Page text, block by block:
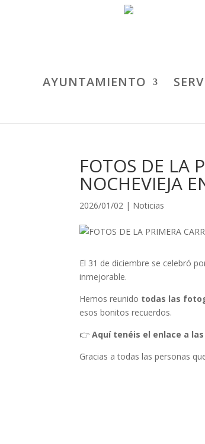
AYUNTAMIENTO
FOTOS DE LA
NOCHEVIEJA
2026/01/02 | Noticias
El 31 de diciembre se celebró
inmejorable.
Hemos reunido todas las
esos bonitos recuerdos.
👉Aquí tenéis el enlace a
Gracias a todas las personas